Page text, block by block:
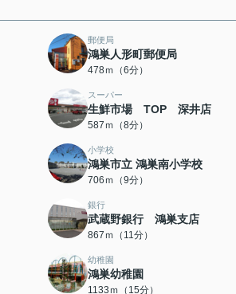
郵便局
鴻巣人形町郵便局
478ｍ（6分）
スーパー
生鮮市場 TOP 深井店
587ｍ（8分）
小学校
鴻巣市立 鴻巣南小学校
706ｍ（9分）
銀行
武蔵野銀行 鴻巣支店
867ｍ（11分）
幼稚園
鴻巣幼稚園
1133ｍ（15分）